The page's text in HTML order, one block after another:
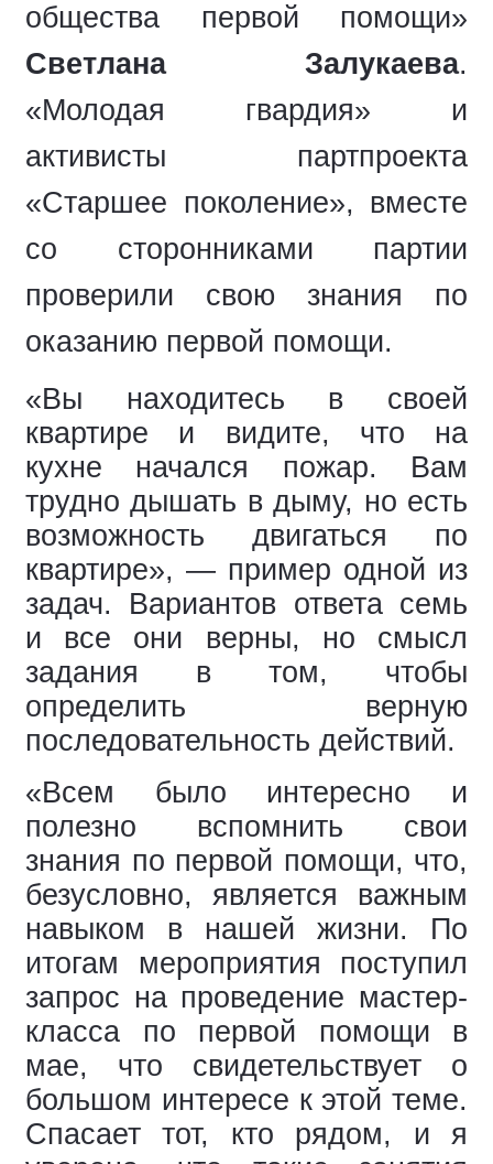
общества первой помощи»
Светлана Залукаева.
«Молодая гвардия» и
активисты партпроекта
«Старшее поколение», вместе
со сторонниками партии
проверили свою знания по
оказанию первой помощи.
«Вы находитесь в своей
квартире и видите, что на
кухне начался пожар. Вам
трудно дышать в дыму, но есть
возможность двигаться по
квартире», — пример одной из
задач. Вариантов ответа семь
и все они верны, но смысл
задания в том, чтобы
определить верную
последовательность действий.
«Всем было интересно и
полезно вспомнить свои
знания по первой помощи, что,
безусловно, является важным
навыком в нашей жизни. По
итогам мероприятия поступил
запрос на проведение мастер-
класса по первой помощи в
мае, что свидетельствует о
большом интересе к этой теме.
Спасает тот, кто рядом, и я